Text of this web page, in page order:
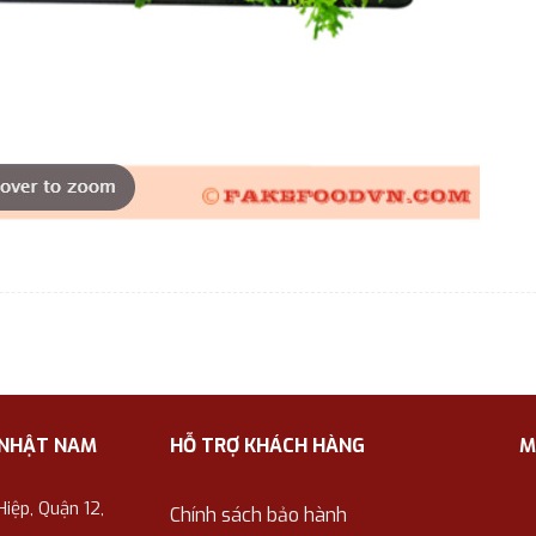
NAM
Quận 12,
HỖ TRỢ KHÁCH HÀNG
Chính sách bảo hành